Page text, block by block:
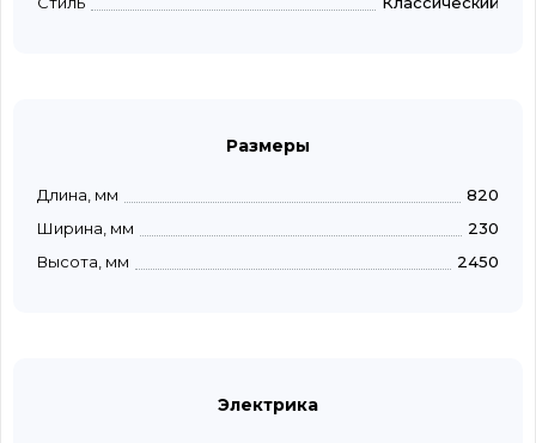
Размеры
Длина, мм
820
Ширина, мм
230
Высота, мм
2450
Электрика